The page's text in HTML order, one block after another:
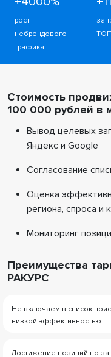
рост
небрендового
трафика
Стоимость
100 000 рублей в
Вывод целевых
Яндекс и Google
Согласование
Оценка
региона, спроса и
Мониторинг
Преимущества
РАКУРС
Не включаем в список
низкой эффективностью
Достижение позиций по